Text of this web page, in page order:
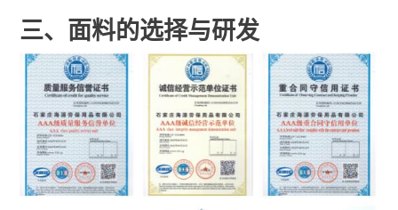
三、面料的选择与研发